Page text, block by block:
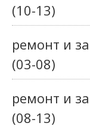
(10-13)
ремонт и
(03-08)
ремонт и
(08-13)